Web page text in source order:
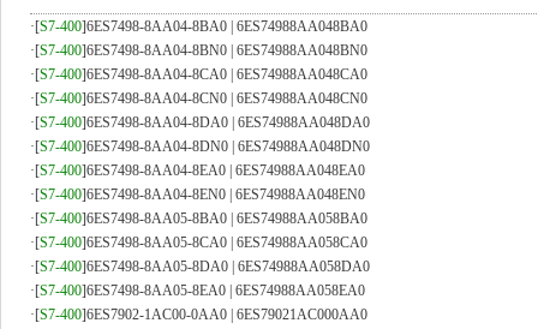
·[S7-400]6ES7498-8AA04-8BA0 | 6ES74988AA048BA0
·[S7-400]6ES7498-8AA04-8BN0 | 6ES74988AA048BN0
·[S7-400]6ES7498-8AA04-8CA0 | 6ES74988AA048CA0
·[S7-400]6ES7498-8AA04-8CN0 | 6ES74988AA048CN0
·[S7-400]6ES7498-8AA04-8DA0 | 6ES74988AA048DA0
·[S7-400]6ES7498-8AA04-8DN0 | 6ES74988AA048DN0
·[S7-400]6ES7498-8AA04-8EA0 | 6ES74988AA048EA0
·[S7-400]6ES7498-8AA04-8EN0 | 6ES74988AA048EN0
·[S7-400]6ES7498-8AA05-8BA0 | 6ES74988AA058BA0
·[S7-400]6ES7498-8AA05-8CA0 | 6ES74988AA058CA0
·[S7-400]6ES7498-8AA05-8DA0 | 6ES74988AA058DA0
·[S7-400]6ES7498-8AA05-8EA0 | 6ES74988AA058EA0
·[S7-400]6ES7902-1AC00-0AA0 | 6ES79021AC000AA0